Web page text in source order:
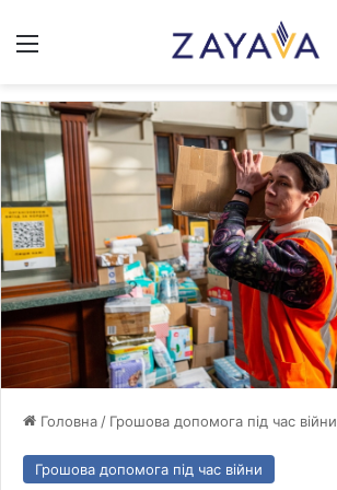
Меню
Головна/ Грошова допомога під час війни
Грошова допомога під час війни